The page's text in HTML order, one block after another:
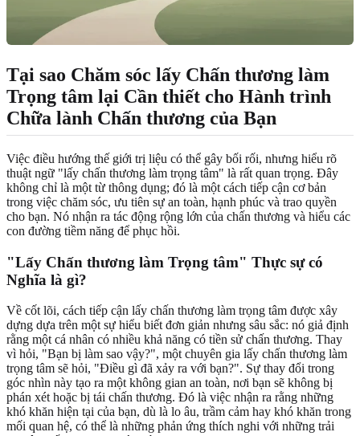
Tại sao Chăm sóc lấy Chấn thương làm
Trọng tâm lại Cần thiết cho Hành trình
Chữa lành Chấn thương của Bạn
Việc điều hướng thế giới trị liệu có thể gây bối rối, nhưng hiểu rõ
thuật ngữ "lấy chấn thương làm trọng tâm" là rất quan trọng. Đây
không chỉ là một từ thông dụng; đó là một cách tiếp cận cơ bản
trong việc chăm sóc, ưu tiên sự an toàn, hạnh phúc và trao quyền
cho bạn. Nó nhận ra tác động rộng lớn của chấn thương và hiểu các
con đường tiềm năng để phục hồi.
"Lấy Chấn thương làm Trọng tâm" Thực sự có
Nghĩa là gì?
Về cốt lõi, cách tiếp cận lấy chấn thương làm trọng tâm được xây
dựng dựa trên một sự hiểu biết đơn giản nhưng sâu sắc: nó giả định
rằng một cá nhân có nhiều khả năng có tiền sử chấn thương. Thay
vì hỏi, "Bạn bị làm sao vậy?", một chuyên gia lấy chấn thương làm
trọng tâm sẽ hỏi, "Điều gì đã xảy ra với bạn?". Sự thay đổi trong
góc nhìn này tạo ra một không gian an toàn, nơi bạn sẽ không bị
phán xét hoặc bị tái chấn thương. Đó là việc nhận ra rằng những
khó khăn hiện tại của bạn, dù là lo âu, trầm cảm hay khó khăn trong
mối quan hệ, có thể là những phản ứng thích nghi với những trải